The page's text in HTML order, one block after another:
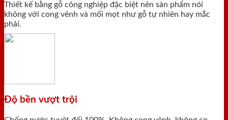
Thiết kế bằng gỗ công nghiệp đặc biệt nên sản phẩm nói
không với cong vênh và mối mọt như gỗ tự nhiên hay mắc
phải.
Độ bền vượt trội